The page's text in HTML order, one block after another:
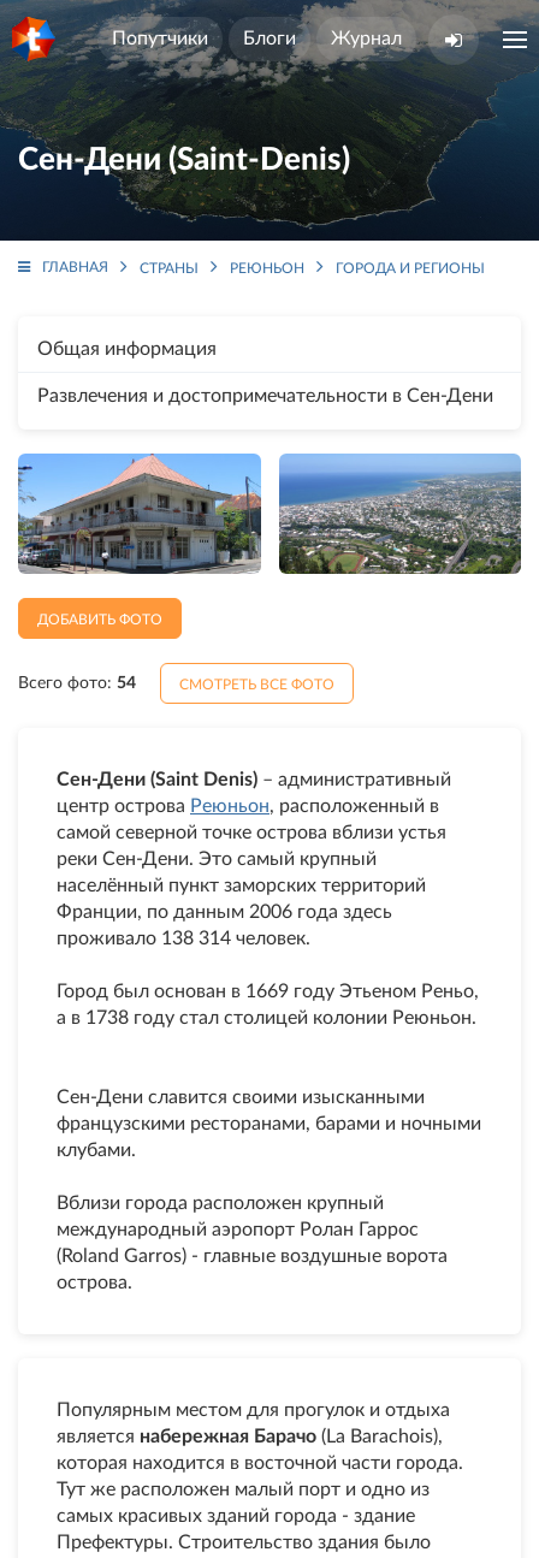
Попутчики Блоги Журнал
Сен-Дени (Saint-Denis)
ГЛАВНАЯ СТРАНЫ РЕЮНЬОН ГОРОДА И РЕГИОНЫ
Общая информация
Развлечения и достопримечательности в Сен-Дени
ДОБАВИТЬ ФОТО
Всего фото: 54 СМОТРЕТЬ ВСЕ ФОТО
Сен-Дени (Saint Denis) – административный
центр острова Реюньон, расположенный в
самой северной точке острова вблизи устья
реки Сен-Дени. Это самый крупный
населённый пункт заморских территорий
Франции, по данным 2006 года здесь
проживало 138 314 человек.
Город был основан в 1669 году Этьеном Реньо,
а в 1738 году стал столицей колонии Реюньон.
Сен-Дени славится своими изысканными
французскими ресторанами, барами и ночными
клубами.
Вблизи города расположен крупный
международный аэропорт Ролан Гаррос
(Roland Garros) - главные воздушные ворота
острова.
Популярным местом для прогулок и отдыха
является набережная Барачо (La Barachois),
которая находится в восточной части города.
Тут же расположен малый порт и одно из
самых красивых зданий города - здание
Префектуры. Строительство здания было